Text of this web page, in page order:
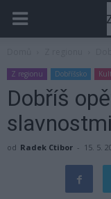
Z regionu Dobříšsko
Dobříš
slavnostmi
od Radek Ctibor - 15. 5.